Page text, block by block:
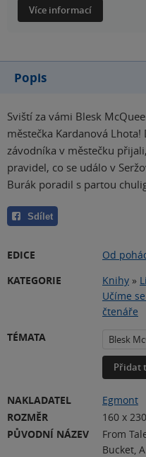
Více informací
Popis
Sviští za vámi Blesk
městečka Kardanová
závodníka v městečku
pravidel, co se událo v
Burák poradil s partou
Sdílet
EDICE
Od
KATEGORIE
Knihy »
Učíme
čtenáře
TÉMATA
Blesk
Přidat
NAKLADATEL
Egmont
ROZMĚR
160 x 230
PŮVODNÍ NÁZEV
From
Bucket,